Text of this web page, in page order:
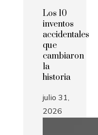
Los 10
inventos
accidentales
que
cambiaron
la
historia
julio 31,
2026